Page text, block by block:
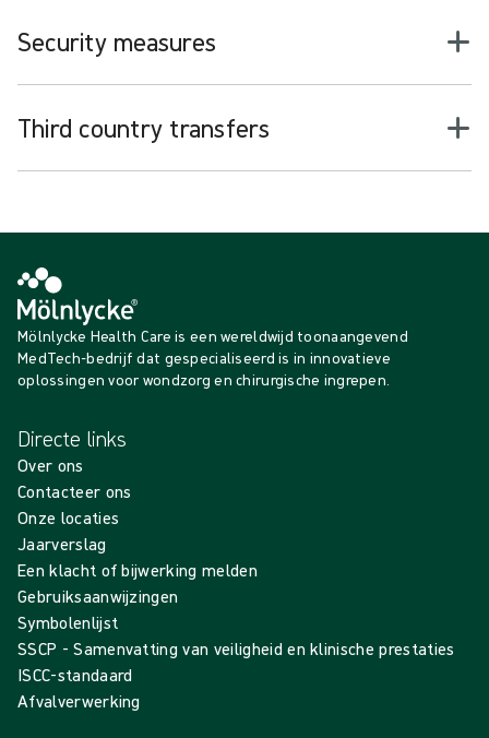
Security measures
Third country transfers
Mölnlycke Health Care is een wereldwijd toonaangevend
MedTech-bedrijf dat gespecialiseerd is in innovatieve
oplossingen voor wondzorg en chirurgische ingrepen.
Directe links
Over ons
Contacteer ons
Onze locaties
Jaarverslag
Een klacht of bijwerking melden
Gebruiksaanwijzingen
Symbolenlijst
SSCP - Samenvatting van veiligheid en klinische prestaties
ISCC-standaard
Afvalverwerking